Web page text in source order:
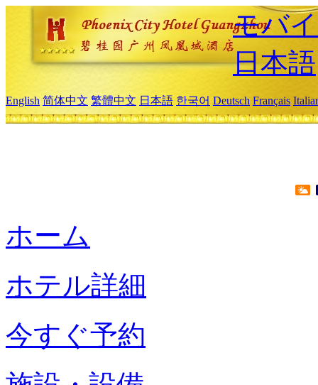
モバ
日本語
English 简体中文 繁體中文 日本語 한국어 Deutsch Français
ホーム
ホテル詳細
今すぐ予約